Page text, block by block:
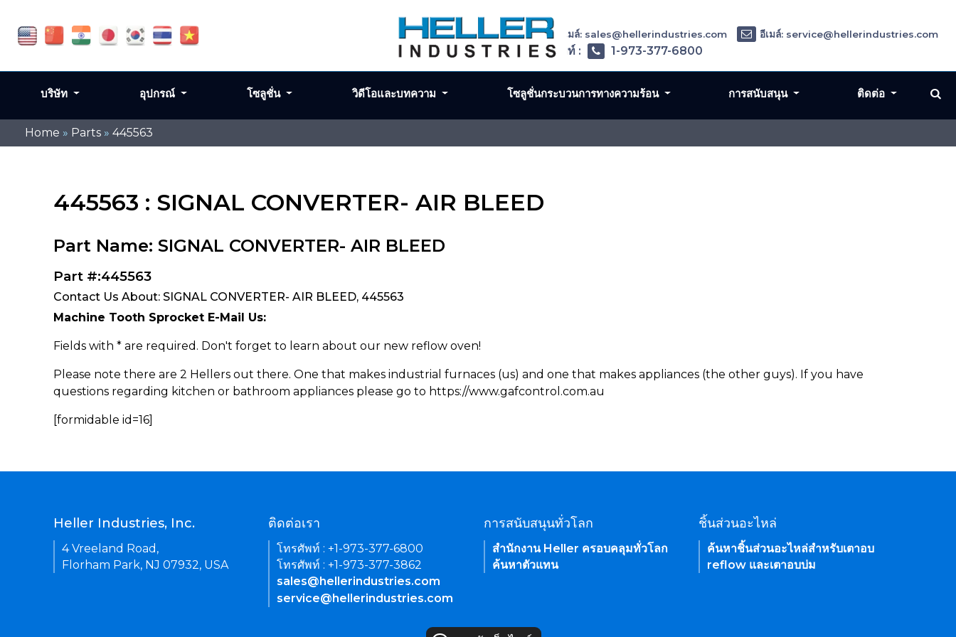
Home » Parts » 445563
445563 : SIGNAL CONVERTER- AIR BLEED
Part Name: SIGNAL CONVERTER- AIR BLEED
Part #:445563
Contact Us About: SIGNAL CONVERTER- AIR BLEED, 445563
Machine Tooth Sprocket E-Mail Us:
Fields with * are required. Don't forget to learn about our new reflow oven!
Please note there are 2 Hellers out there. One that makes industrial furnaces (us) and one that makes appliances (the other guys). If you have
questions regarding kitchen or bathroom appliances please go to https://www.gafcontrol.com.au
[formidable id=16]
อีเมล์: sales@hellerindustries.com อีเมล์: service@hellerindustries.com
โทรศัพท์ : 1-973-377-6800
บริษัท อุปกรณ์ โซลูชั่น วิดีโอและบทความ โซลูชั่นกระบวนการทางความร้อน การสนับสนุน ติดต่อ
Heller Industries, Inc.
4 Vreeland Road,
Florham Park, NJ 07932, USA
ติดต่อเรา
โทรศัพท์ : +1-973-377-6800
โทรศัพท์ : +1-973-377-3862
sales@hellerindustries.com
service@hellerindustries.com
การสนับสนุนทั่วโลก
สำนักงาน Heller ครอบคลุมทั่วโลก
ค้นหาตัวแทน
ชิ้นส่วนอะไหล่
ค้นหาชิ้นส่วนอะไหล่สำหรับเตาอบ
reflow และเตาอบบ่ม